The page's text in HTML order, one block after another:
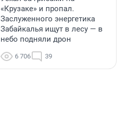
«Крузаке» и пропал.
Заслуженного энергетика
Забайкалья ищут в лесу — в
небо подняли дрон
6 706 39